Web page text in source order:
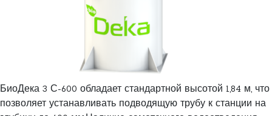
БиоДека 3 С-600 обладает стандартной высотой 1,84 м, что
позволяет устанавливать подводящую трубу к станции на